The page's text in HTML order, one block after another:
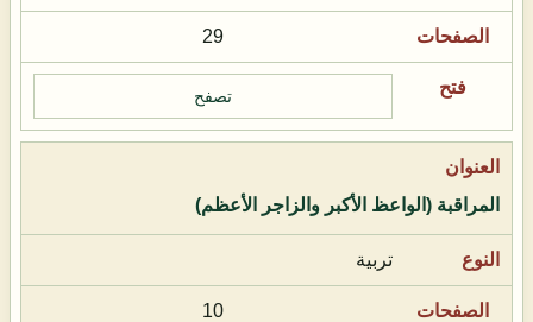
29
تصفح
المراقبة (الواعظ الأكبر والزاجر الأعظم)
تربية
10